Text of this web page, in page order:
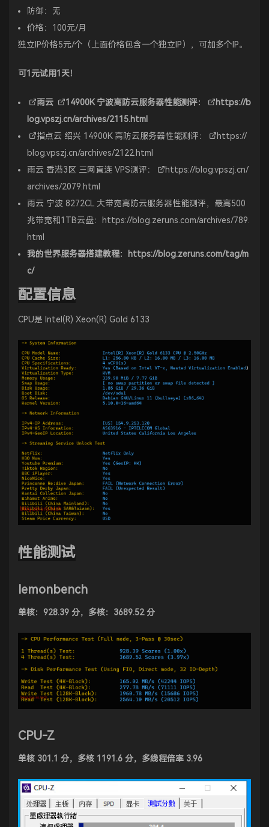
防御：无
价格：100元/月
独立IP价格5元/个（上面价格包含一个独立IP），可加多个IP。
可1元试用1天！
雨云 14900K宁波高防云服务器性能测评：
https://b
log.vpszj.cn/archives/2115.html
指点云 绍兴 14900K 高防云服务器性能测评：
https://
blog.vpszj.cn/archives/2122.html
雨云 香港3区 三网直连 VPS测评：
https://blog.vpszj.cn/
archives/2079.html
雨云 宁波 8272CL 大带宽高防云服务器性能测评，最高500
兆带宽和1TB云盘：
https://blog.zeruns.com/archives/789.
html
我的世界服务器搭建教程：
https://blog.zeruns.com/tag/m
c/
配置信息
CPU是 Intel(R) Xeon(R) Gold 6133
性能测试
lemonbench
单核：928.39 分，多核：3689.52 分
CPU-Z
单核 301.1 分，多核 1191.6 分，多线程倍率 3.96